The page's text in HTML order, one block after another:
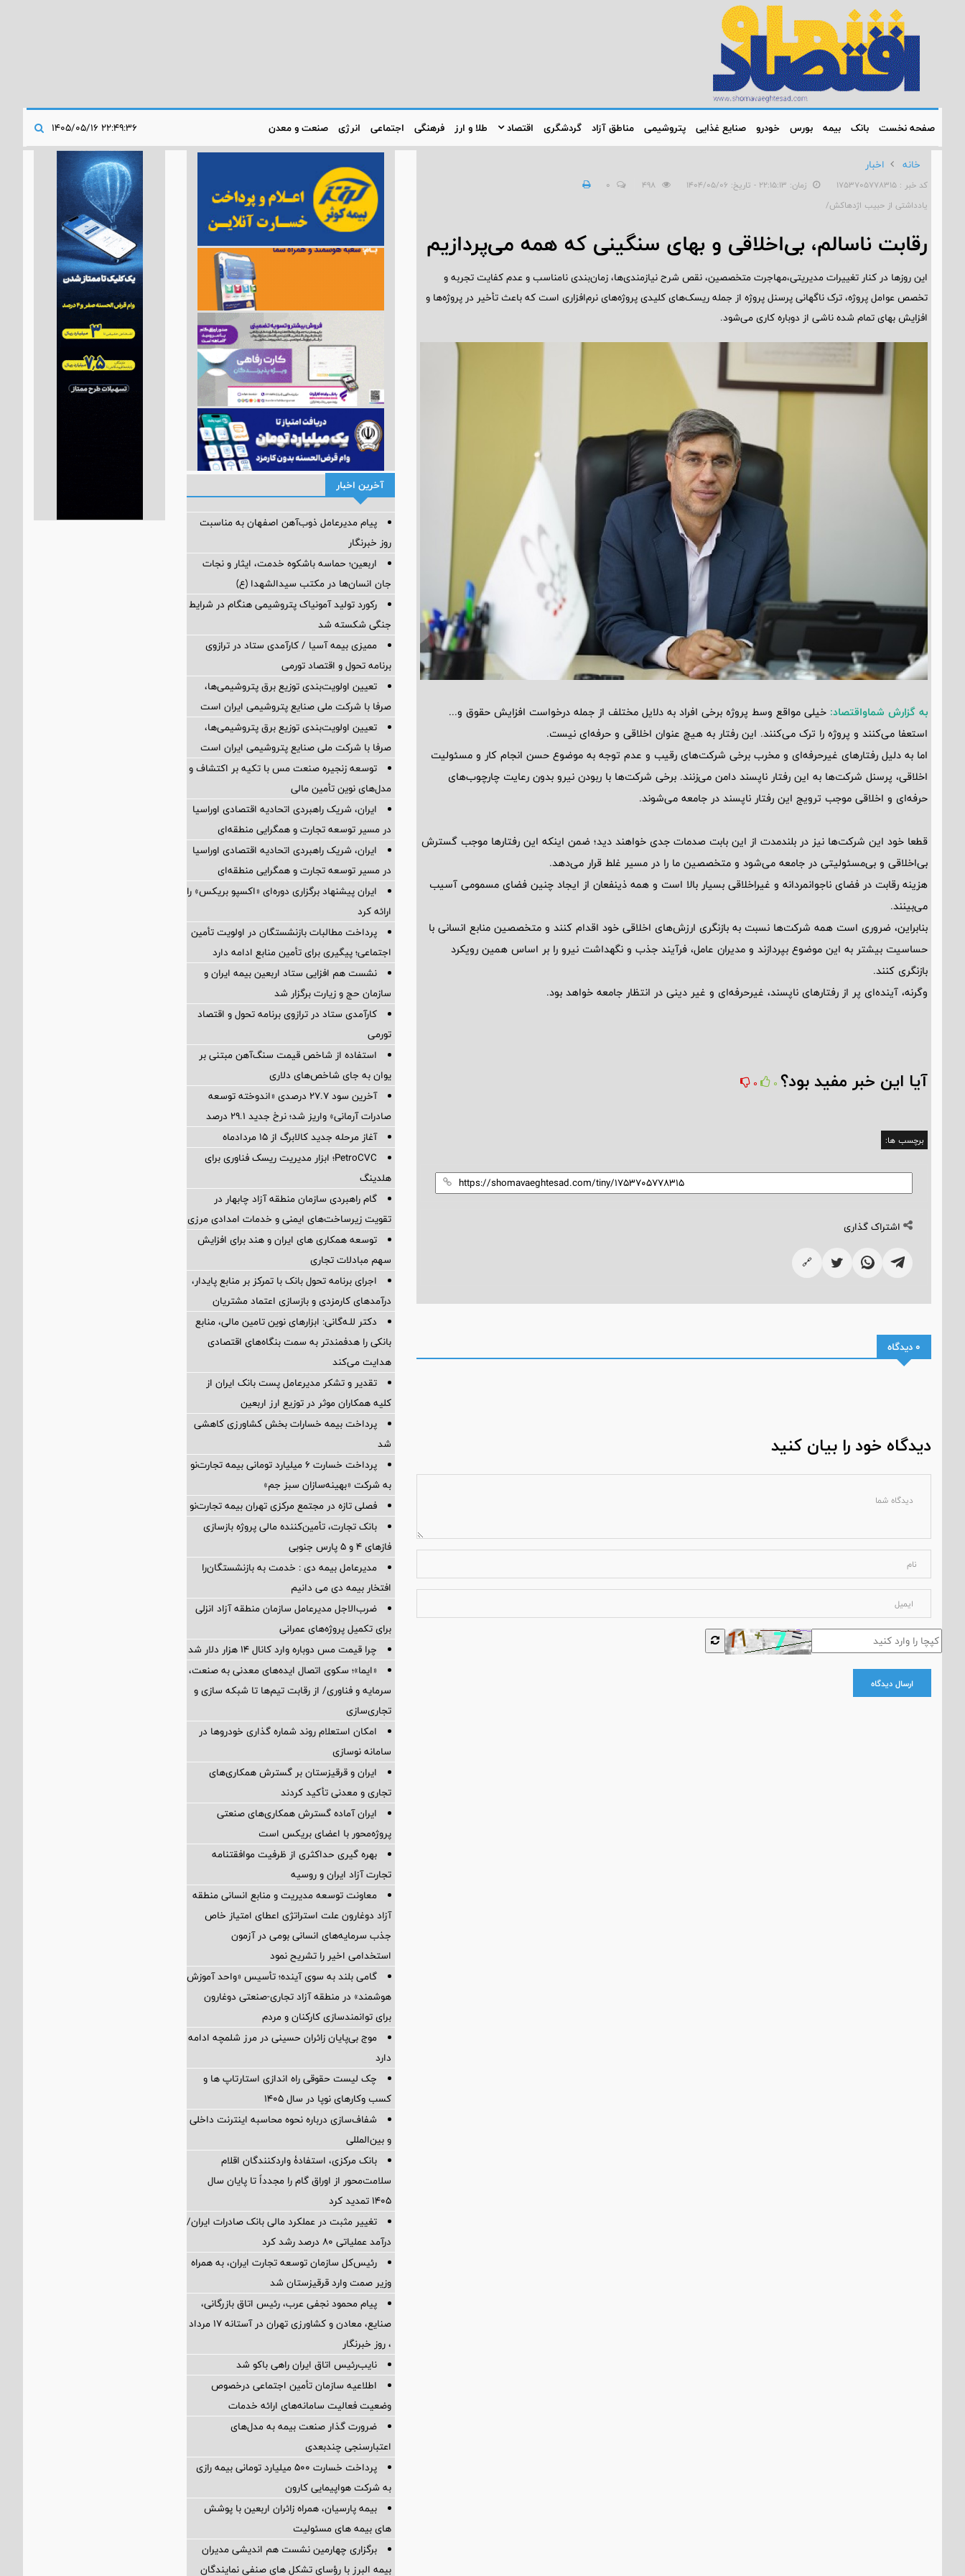
صفحه نخست بانک بیمه بورس خودرو صنایع غذایی پتروشیمی مناطق آزاد گردشگری اقتصاد طلا و ارز فرهنگی اجتماعی انرژی صنعت و معدن
خانه اخبار
کد خبر : 1753705778315 زمان: ۲۲:۱۵:۱۳ - تاریخ: ۱۴۰۴/۰۵/۰۶
0
یادداشتی از حبیب اژدهاکش/
رقابت ناسالم، بی‌اخلاقی و بهای سنگینی که همه می‌پردازیم
این روزها در کنار تغییرات مدیریتی،مهاجرت متخصصین، نقص شرح نیازمندی‌ها، زمان‌بندی نامناسب و عدم کفایت تجربه و
تخصص عوامل پروژه، ترک ناگهانی پرسنل پروژه از جمله ریسک‌های کلیدی پروژه‌های نرم‌افزاری است که باعث تأخیر در پروژه‌ها و
افزایش بهای تمام شده ناشی از دوباره کاری می‌شود.
به گزارش شماواقتصاد: خیلی مواقع وسط پروژه برخی افراد به دلایل مختلف از جمله درخواست افزایش حقوق و...
استعفا می‌کنند و پروژه را ترک می‌کنند. این رفتار به هیچ عنوان اخلاقی و حرفه‌ای نیست.
اما به دلیل رفتارهای غیرحرفه‌ای و مخرب برخی شرکت‌های رقیب و عدم توجه به موضوع حسن انجام کار و مسئولیت
اخلاقی، پرسنل شرکت‌ها به این رفتار ناپسند دامن می‌زنند. برخی شرکت‌ها با ربودن نیرو بدون رعایت چارچوب‌های
حرفه‌ای و اخلاقی موجب ترویج این رفتار ناپسند در جامعه می‌شوند.
قطعا خود این شرکت‌ها نیز در بلندمدت از این بابت صدمات جدی خواهند دید؛ ضمن اینکه این رفتارها موجب گسترش
بی‌اخلاقی و بی‌مسئولیتی در جامعه می‌شود و متخصصین ما را در مسیر غلط قرار می‌دهد.
هزینه رقابت در فضای ناجوانمردانه و غیراخلاقی بسیار بالا است و همه ذینفعان از ایجاد چنین فضای مسمومی آسیب
می‌بینند.
بنابراین، ضروری است همه شرکت‌ها نسبت به بازنگری ارزش‌های اخلاقی خود اقدام کنند و متخصصین منابع انسانی با
حساسیت بیشتر به این موضوع بپردازند و مدیران عامل، فرآیند جذب و نگهداشت نیرو را بر اساس همین رویکرد
بازنگری کنند.
وگرنه، آینده‌ای پر از رفتارهای ناپسند، غیرحرفه‌ای و غیر دینی در انتظار جامعه خواهد بود.
آیا این خبر مفید بود؟ 0
0
برچسب ها:
اشتراک گذاری
🔗
0 دیدگاه
دیدگاه خود را بیان کنید
ارسال دیدگاه
آخرین اخبار
پیام مدیرعامل ذوب‌آهن اصفهان به مناسبت
روز خبرنگار
اربعین؛ حماسه باشکوه خدمت، ایثار و نجات
جان انسان‌ها در مکتب سیدالشهدا (ع)
رکورد تولید آمونیاک پتروشیمی هنگام در شرایط
جنگی شکسته شد
ممیزی بیمه آسیا / کارآمدی ستاد در ترازوی
برنامه تحول و اقتصاد تورمی
تعیین اولویت‌بندی توزیع برق پتروشیمی‌ها،
صرفا با شرکت ملی صنایع پتروشیمی ایران است
تعیین اولویت‌بندی توزیع برق پتروشیمی‌ها،
صرفا با شرکت ملی صنایع پتروشیمی ایران است
توسعه زنجیره صنعت مس با تکیه بر اکتشاف و
مدل‌های نوین تأمین مالی
ایران، شریک راهبردی اتحادیه اقتصادی اوراسیا
در مسیر توسعه تجارت و همگرایی منطقه‌ای
ایران، شریک راهبردی اتحادیه اقتصادی اوراسیا
در مسیر توسعه تجارت و همگرایی منطقه‌ای
ایران پیشنهاد برگزاری دوره‌ای «اکسپو بریکس» را
ارائه کرد
پرداخت مطالبات بازنشستگان در اولویت تأمین
اجتماعی؛ پیگیری برای تأمین منابع ادامه دارد
نشست هم افزایی ستاد اربعین بیمه ایران و
سازمان حج و زیارت برگزار شد
کارآمدی ستاد در ترازوی برنامه تحول و اقتصاد
تورمی
استفاده از شاخص قیمت سنگ‌آهن مبتنی بر
یوان به جای شاخص‌های دلاری
آخرین سود ۲۷.۷ درصدی «اندوخته توسعه
صادرات آرمانی» واریز شد؛ نرخ جدید ۲۹.۱ درصد
آغاز مرحله جدید کالابرگ از ۱۵ مردادماه
PetroCVC؛ ابزار مدیریت ریسک فناوری برای
هلدینگ
گام راهبردی سازمان منطقه آزاد چابهار در
تقویت زیرساخت‌های ایمنی و خدمات امدادی مرزی
توسعه همکاری های ایران و هند برای افزایش
سهم مبادلات تجاری
اجرای برنامه تحول بانک با تمرکز بر منابع پایدار،
درآمدهای کارمزدی و بازسازی اعتماد مشتریان
دکتر للـه‌گانی: ابزارهای نوین تامین مالی، منابع
بانکی را هدفمندتر به سمت بنگاه‌های اقتصادی
هدایت می‌کند
تقدیر و تشکر مدیرعامل پست بانک ایران از
کلیه همکاران موثر در توزیع ارز اربعین
پرداخت بیمه خسارات بخش کشاورزی کاهشی
شد
پرداخت خسارت ۶ میلیارد تومانی بیمه تجارت‌نو
به شرکت «بهینه‌سازان سبز جم»
فصلی تازه در مجتمع مرکزی تهران بیمه تجارت‌نو
بانک تجارت، تأمین‌کننده مالی پروژه بازسازی
فازهای ۴ و ۵ پارس جنوبی
مدیرعامل بیمه دی : خدمت به بازنشستگان‌را
افتخار بیمه دی می دانیم
ضرب‌الاجل مدیرعامل سازمان منطقه آزاد انزلی
برای تكمیل پروژه‌های عمرانی
چرا قیمت مس دوباره وارد کانال ۱۴ هزار دلار شد
«ایما»؛ سکوی اتصال ایده‌های معدنی به صنعت،
سرمایه و فناوری/ از رقابت تیم‌ها تا شبکه سازی و
تجاری‌سازی
امکان استعلام روند شماره گذاری خودروها در
سامانه نوسازی
ایران و قرقیزستان بر گسترش همکاری‌های
تجاری و معدنی تأکید کردند
ایران آماده گسترش همکاری‌های صنعتی
پروژه‌محور با اعضای بریکس است
بهره گیری حداکثری از ظرفیت موافقتنامه
تجارت آزاد ایران و روسیه
معاونت توسعه مدیریت و منابع انسانی منطقه
آزاد دوغارون علت استراتژی اعطای امتیاز خاص
جذب سرمایه‌های انسانی بومی در آزمون
استخدامی اخیر را تشریح نمود
گامی بلند به سوی آینده؛ تأسیس «واحد آموزش
هوشمند» در منطقه آزاد تجاری-صنعتی دوغارون
برای توانمندسازی کارکنان و مردم
موج بی‌پایان زائران حسینی در مرز شلمچه ادامه
دارد
چک لیست حقوقی راه اندازی استارتاپ ها و
کسب وکارهای نوپا در سال ۱۴۰۵
شفاف‌سازی درباره نحوه محاسبه اینترنت داخلی
و بین‌المللی
بانک مرکزی، استفادۀ واردکنندگان اقلام
سلامت‌محور از اوراق گام را مجدداً تا پایان سال
۱۴۰۵ تمدید کرد
تغییر مثبت در عملکرد مالی بانک صادرات ایران/
درآمد عملیاتی 80 درصد رشد کرد
رئیس‌کل سازمان توسعه تجارت ایران، به همراه
وزیر صمت وارد قرقیزستان شد
پیام محمود نجفی عرب، رئیس اتاق بازرگانی،
صنایع، معادن و کشاورزی تهران در آستانه 17 مرداد
، روز خبرنگار
نایب‌رئیس اتاق ایران راهی باکو شد
اطلاعیه سازمان تأمین اجتماعی درخصوص
وضعیت فعالیت سامانه‌های ارائه خدمات
ضرورت گذار صنعت بیمه به مدل‌های
اعتبارسنجی چندبعدی
پرداخت خسارت ۵۰۰ میلیارد تومانی بیمه رازی
به شرکت هواپیمایی کارون
بیمه پارسیان، همراه زائران اربعین با پوشش
های بیمه های مسئولیت
برگزاری چهارمین نشست هم اندیشی مدیران
بیمه البرز با رؤسای تشکل های صنفی نمایندگان